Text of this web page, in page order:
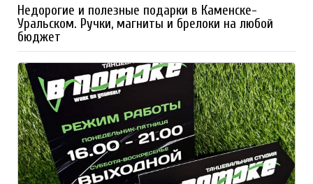
Недорогие и полезные подарки в Каменске-
Уральском. Ручки, магниты и брелоки на любой
бюджет